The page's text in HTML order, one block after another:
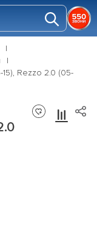
15), Rezzo 2.0 (05-